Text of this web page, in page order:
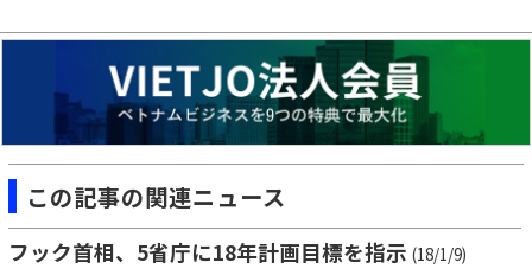
この記事の関連ニュース
フック首相、5省庁に18年計画目標を指示 (18/1/9)